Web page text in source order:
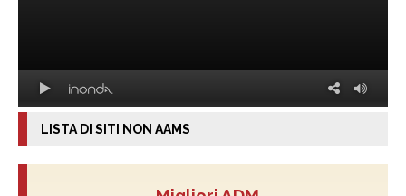
LISTA DI SITI NON AAMS